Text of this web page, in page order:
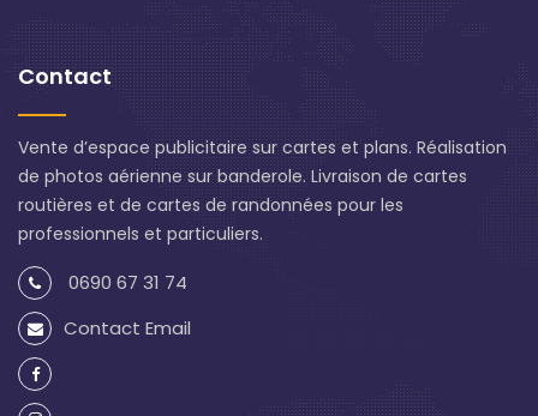
Contact
Vente d’espace publicitaire sur cartes et plans. Réalisation
de photos aérienne sur banderole. Livraison de cartes
routières et de cartes de randonnées pour les
professionnels et particuliers.
0690 67 31 74
Contact Email